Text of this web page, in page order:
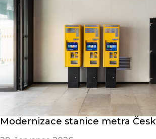
Modernizace stanice metra